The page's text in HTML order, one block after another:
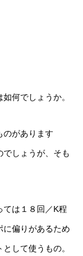
如何でしょうか。
のがあります
でしょうが、そも
ては１８回／K程
偏りがあるため
して使うもの。